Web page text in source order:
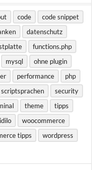
code
code snippet
datenschutz
functions.php
mysql
ohne plugin
performance
php
scriptsprachen
security
theme
tipps
woocommerce
tipps
wordpress